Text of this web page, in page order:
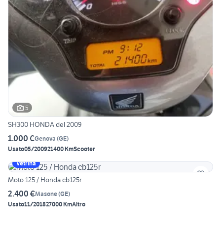
5
SH300 HONDA del 2009
1.000 €Genova (GE)
Usato05/200921400 KmScooter
Vetrina
Moto 125 / Honda cb125r
2.400 €Masone(GE)
Usato11/201827000 KmAltro